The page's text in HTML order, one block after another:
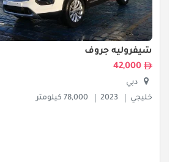
شيفروليه جروف
42,000
دبي
خليجي
2023 78,000 كيلومتر